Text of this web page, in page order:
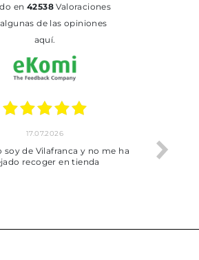
en 42538Valoraciones
aquí.
17.07.2026
soy de Vilafranca y no me ha
recoger en tienda